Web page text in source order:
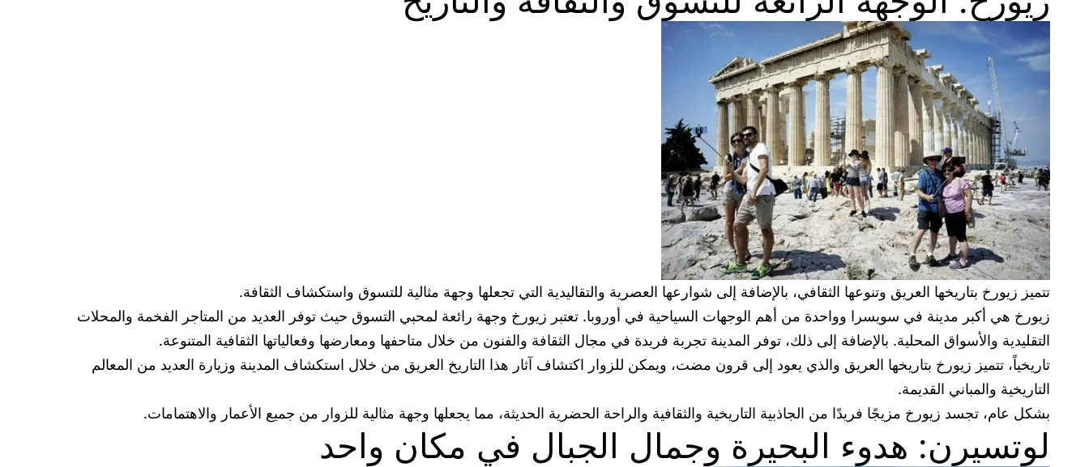
تتميز زيورخ بتاريخها العريق وتنوعها الثقافي، بالإضافة إلى شوارعها العصرية والتقاليدية التي تجعلها وجهة مثالية للتسوق واستكشاف الثقافة.
زيورخ هي أكبر مدينة في سويسرا وواحدة من أهم الوجهات السياحية في أوروبا. تعتبر زيورخ وجهة رائعة لمحبي التسوق حيث توفر العديد من المتاجر الفخمة والمحلات
التقليدية والأسواق المحلية. بالإضافة إلى ذلك، توفر المدينة تجربة فريدة في مجال الثقافة والفنون من خلال متاحفها ومعارضها وفعالياتها الثقافية المتنوعة.
تاريخياً، تتميز زيورخ بتاريخها العريق والذي يعود إلى قرون مضت، ويمكن للزوار اكتشاف آثار هذا التاريخ العريق من خلال استكشاف المدينة وزيارة العديد من المعالم
التاريخية والمباني القديمة.
بشكل عام، تجسد زيورخ مزيجًا فريدًا من الجاذبية التاريخية والثقافية والراحة الحضرية الحديثة، مما يجعلها وجهة مثالية للزوار من جميع الأعمار والاهتمامات.
لوتسيرن: هدوء البحيرة وجمال الجبال في مكان واحد